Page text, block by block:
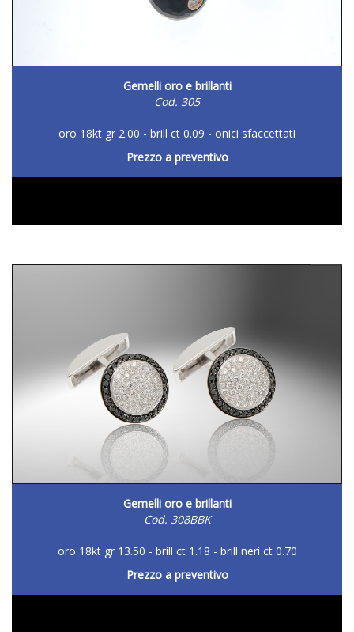
Gemelli oro e brillanti
Cod. 305
oro 18kt gr 2.00 - brill ct 0.09 - onici sfaccettati
Prezzo a preventivo
Gemelli oro e brillanti
Cod. 308BBK
oro 18kt gr 13.50 - brill ct 1.18 - brill neri ct 0.70
Prezzo a preventivo